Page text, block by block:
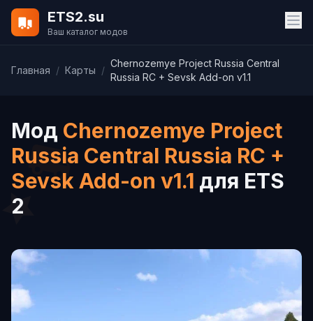
ETS2.su
Ваш каталог модов
Главная / Карты /
Chernozemye Project Russia Central
Russia RC + Sevsk Add-on v1.1
Мод Chernozemye Project
Russia Central Russia RC +
Sevsk Add-on v1.1 для ETS
2